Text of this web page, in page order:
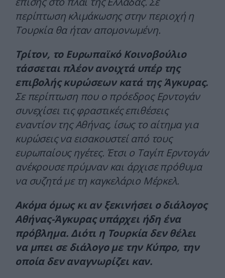
περίπτωση κλιμάκωσης στην περιοχή η
Τουρκία θα ήταν απομονωμένη.
Τρίτον, το Ευρωπαϊκό Κοινοβούλιο
τάσσεται πλέον ανοιχτά υπέρ της
επιβολής κυρώσεων κατά της Άγκυρας.
Σε περίπτωση που ο πρόεδρος Ερντογάν
συνεχίσει τις φραστικές επιθέσεις
εναντίον της Αθήνας, ίσως το αίτημα για
κυρώσεις να εισακουστεί από τους
ευρωπαίους ηγέτες. Έτσι ο Ταγίπ Ερντογάν
ανέκρουσε πρύμναν και άρχισε πρόθυμα
να συζητά με τη καγκελάριο Μέρκελ.
Ακόμα όμως κι αν ξεκινήσει ο διάλογος
Αθήνας-Άγκυρας υπάρχει ήδη ένα
πρόβλημα. Διότι η Τουρκία δεν θέλει
να μπει σε διάλογο με την Κύπρο, την
οποία δεν αναγνωρίζει καν.